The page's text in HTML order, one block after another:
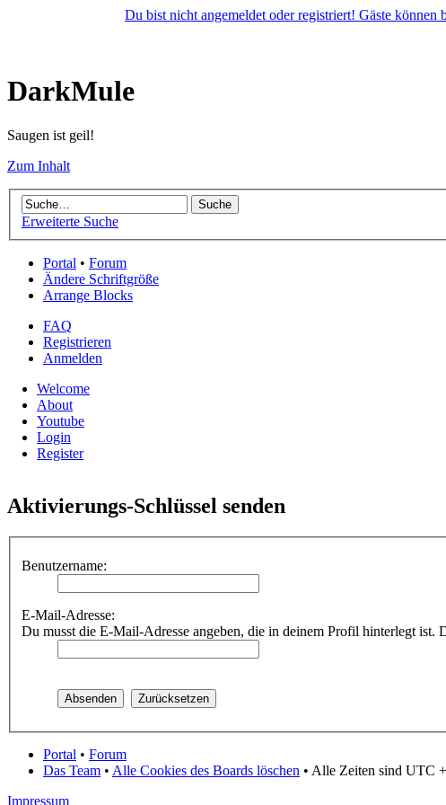
Du bist nicht angemeldet oder registriert! Gäste
DarkMule
Saugen ist geil!
Zum Inhalt
Erweiterte Suche
Portal • Forum
Ändere Schriftgröße
Arrange Blocks
FAQ
Registrieren
Anmelden
Welcome
About
Youtube
Login
Register
Aktivierungs-Schlüssel senden
Benutzername:
E-Mail-Adresse:
Du musst die E-Mail-Adresse angeben, die in deinem Profil hinterlegt ist.
Portal • Forum
Das Team • Alle Cookies des Boards löschen • Alle Zeiten sind UTC
Impressum